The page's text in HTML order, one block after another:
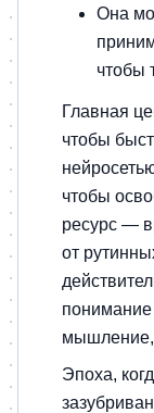
Она
чтобы
Главная
чтобы
чтобы
ресурс —
от
понимание
мышление,
Эпоха,